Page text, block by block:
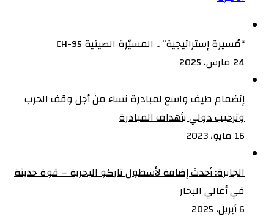
“مُسيرة إستراتيجية” .. المسيّرة الصينية CH-95
24 مارس، 2025
إنضمام طيف واسع لمبادرة نساء من أجل وقف الحرب
وترحيب دولي بأهداف المبادرة
16 مايو، 2023
الجابرة: أحدث إضافة لأسطول تاركو البحرية – قوة حديثة
في أعالي البحار
6 أبريل، 2025